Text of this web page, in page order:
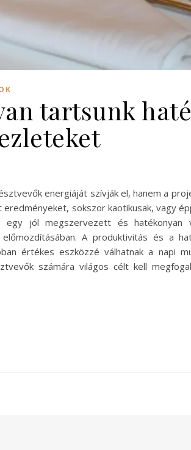
tartsunk
energiáját szívják el, hanem a
sokszor kaotikusak, vagy
egy jól megszervezett és
A produktivitás és a
értékes eszközzé válhatnak a napi
számára világos célt kell